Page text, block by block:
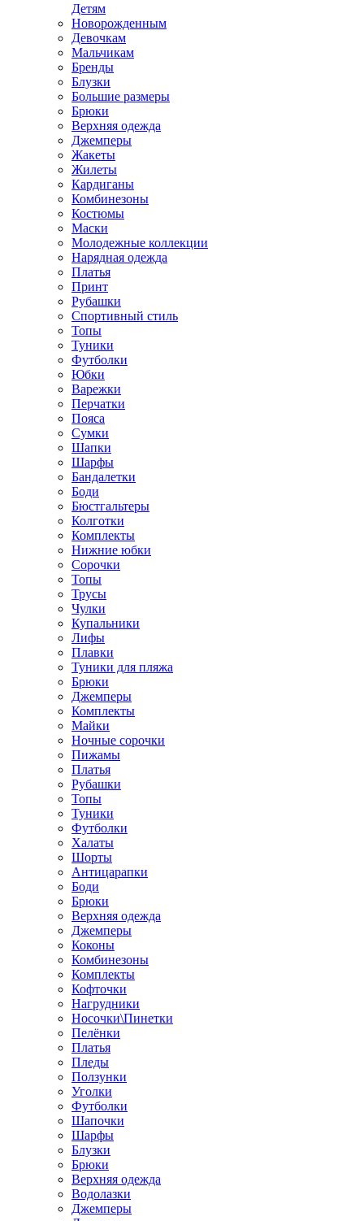
Детям
Новорожденным
Девочкам
Мальчикам
Бренды
Блузки
Большие размеры
Брюки
Верхняя одежда
Джемперы
Жакеты
Жилеты
Кардиганы
Комбинезоны
Костюмы
Маски
Молодежные коллекции
Нарядная одежда
Платья
Принт
Рубашки
Спортивный стиль
Топы
Туники
Футболки
Юбки
Варежки
Перчатки
Пояса
Сумки
Шапки
Шарфы
Бандалетки
Боди
Бюстгальтеры
Колготки
Комплекты
Нижние юбки
Сорочки
Топы
Трусы
Чулки
Купальники
Лифы
Плавки
Туники для пляжа
Брюки
Джемперы
Комплекты
Майки
Ночные сорочки
Пижамы
Платья
Рубашки
Топы
Туники
Футболки
Халаты
Шорты
Антицарапки
Боди
Брюки
Верхняя одежда
Джемперы
Коконы
Комбинезоны
Комплекты
Кофточки
Нагрудники
Носочки\Пинетки
Пелёнки
Платья
Пледы
Ползунки
Уголки
Футболки
Шапочки
Шарфы
Блузки
Брюки
Верхняя одежда
Водолазки
Джемперы